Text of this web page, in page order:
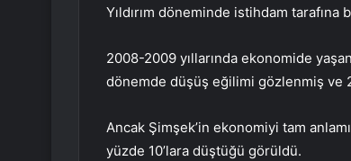
Yıldırım döneminde istihdam
2008-2009 yıllarında ekonomide
dönemde düşüş eğilimi gözlenmiş ve
Ancak Şimşek’in ekonomiyi tam
yüzde 10’lara düştüğü görüldü.